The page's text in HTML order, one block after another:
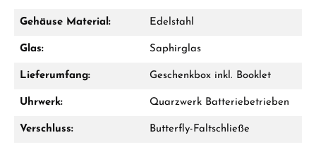
Geschenk im Warenkorb.
Gehäuse Material: Edelstahl
Glas: Saphirglas
Lieferumfang: Geschenkbox inkl. Booklet
Uhrwerk: Quarzwerk Batteriebetrieben
Verschluss: Butterfly-Faltschließe